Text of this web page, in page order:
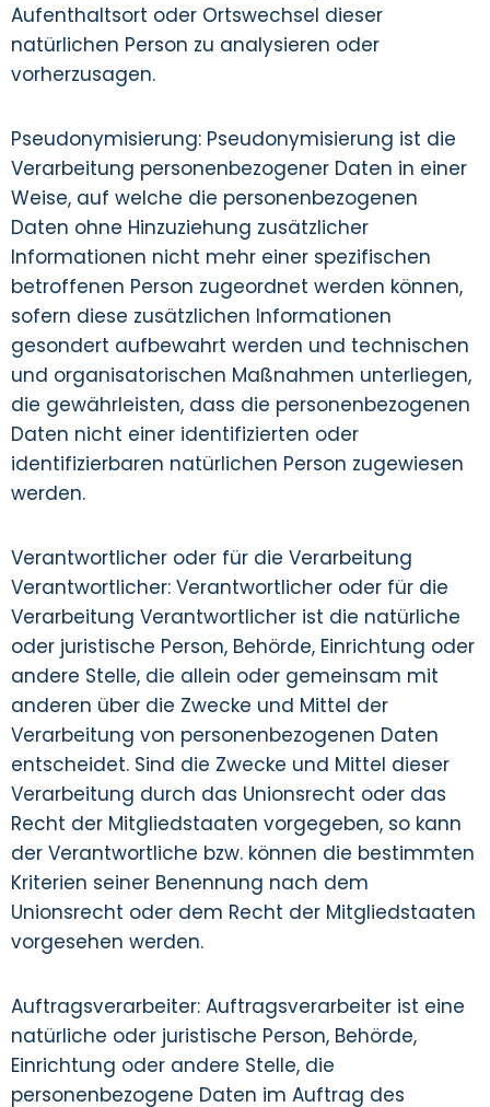
Aufenthaltsort oder Ortswechsel dieser
natürlichen Person zu analysieren oder
vorherzusagen.
Pseudonymisierung: Pseudonymisierung ist die
Verarbeitung personenbezogener Daten in einer
Weise, auf welche die personenbezogenen
Daten ohne Hinzuziehung zusätzlicher
Informationen nicht mehr einer spezifischen
betroffenen Person zugeordnet werden können,
sofern diese zusätzlichen Informationen
gesondert aufbewahrt werden und technischen
und organisatorischen Maßnahmen unterliegen,
die gewährleisten, dass die personenbezogenen
Daten nicht einer identifizierten oder
identifizierbaren natürlichen Person zugewiesen
werden.
Verantwortlicher oder für die Verarbeitung
Verantwortlicher: Verantwortlicher oder für die
Verarbeitung Verantwortlicher ist die natürliche
oder juristische Person, Behörde, Einrichtung oder
andere Stelle, die allein oder gemeinsam mit
anderen über die Zwecke und Mittel der
Verarbeitung von personenbezogenen Daten
entscheidet. Sind die Zwecke und Mittel dieser
Verarbeitung durch das Unionsrecht oder das
Recht der Mitgliedstaaten vorgegeben, so kann
der Verantwortliche bzw. können die bestimmten
Kriterien seiner Benennung nach dem
Unionsrecht oder dem Recht der Mitgliedstaaten
vorgesehen werden.
Auftragsverarbeiter: Auftragsverarbeiter ist eine
natürliche oder juristische Person, Behörde,
Einrichtung oder andere Stelle, die
personenbezogene Daten im Auftrag des